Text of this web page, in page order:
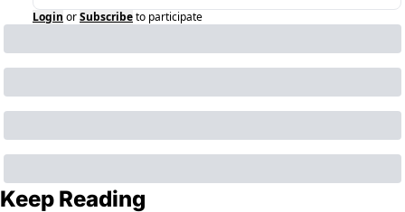
Login orSubscribeto participate
Keep Reading